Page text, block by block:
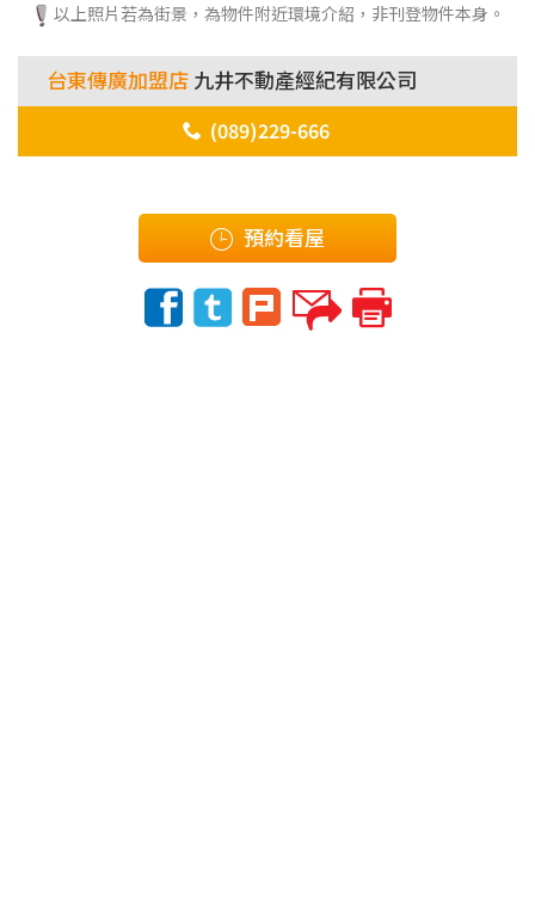
以上照片若為街景，為物件附近環境介紹，非刊登物件本身。
台東傳廣加盟店 九井不動產經紀有限公司
(089)229-666
預約看屋